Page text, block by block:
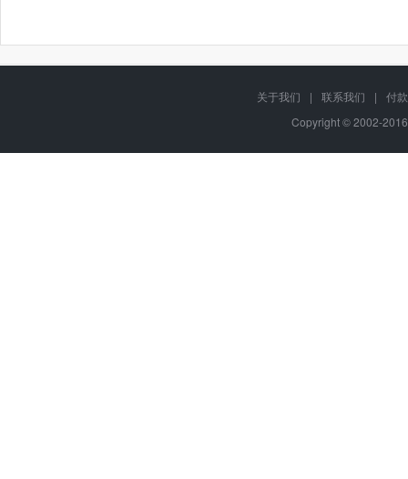
关于我们 | 联系我们 |
付
Copyright © 2002-